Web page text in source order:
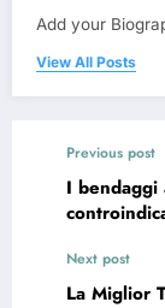
Add your
View All Posts
Previous post
I
Next post
La Miglior